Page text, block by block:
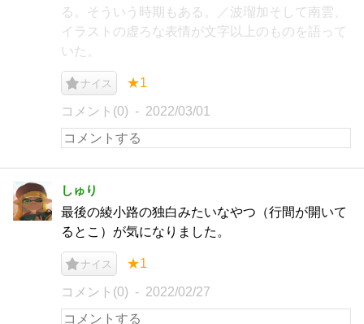
る。そういう時期もある。／波瑠加そして南雲、
イラストの虚ろな表情が文字以上のものを語って
いた。
ナイス ★1
コメント(0) 2022/03/01
しゅり
最後の綾小路の独白みたいなやつ（行間が開いて
るとこ）が気になりました。
ナイス ★1
コメント(0) 2022/02/27